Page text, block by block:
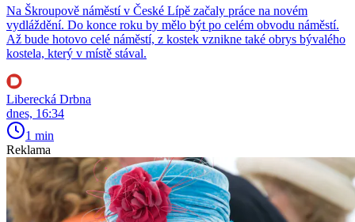
Na Škroupově náměstí v České Lípě začaly práce na novém
vydláždění. Do konce roku by mělo být po celém obvodu náměstí.
Až bude hotovo celé náměstí, z kostek vznikne také obrys bývalého
kostela, který v místě stával.
Liberecká Drbna
dnes, 16:34
1 min
Reklama